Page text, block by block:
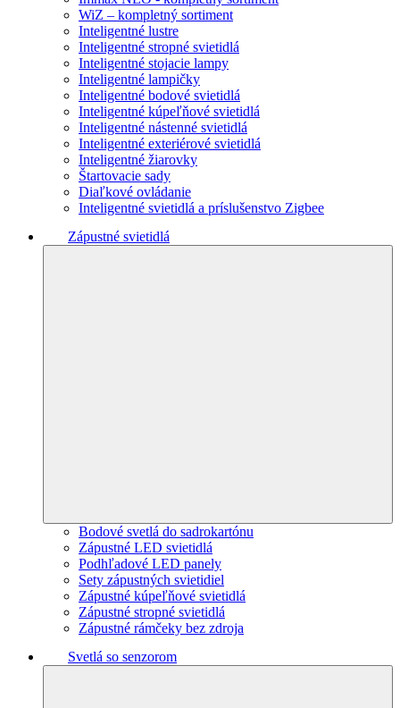
WiZ – kompletný sortiment
Inteligentné lustre
Inteligentné stropné svietidlá
Inteligentné stojacie lampy
Inteligentné lampičky
Inteligentné bodové svietidlá
Inteligentné kúpeľňové svietidlá
Inteligentné nástenné svietidlá
Inteligentné exteriérové svietidlá
Inteligentné žiarovky
Štartovacie sady
Diaľkové ovládanie
Inteligentné svietidlá a príslušenstvo Zigbee
Zápustné svietidlá
Bodové svetlá do sadrokartónu
Zápustné LED svietidlá
Podhľadové LED panely
Sety zápustných svietidiel
Zápustné kúpeľňové svietidlá
Zápustné stropné svietidlá
Zápustné rámčeky bez zdroja
Svetlá so senzorom